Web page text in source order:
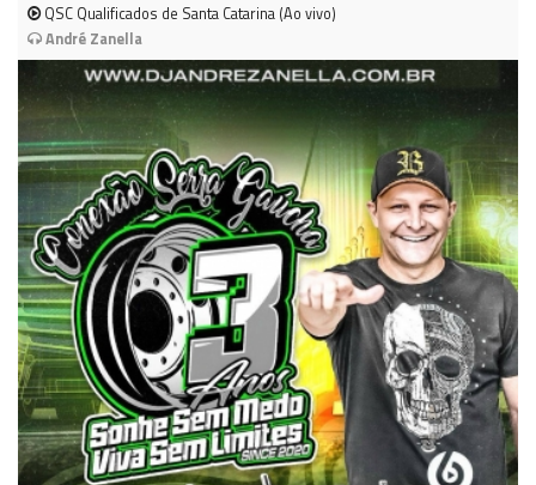
QSC Qualificados de Santa Catarina (Ao vivo)
André Zanella